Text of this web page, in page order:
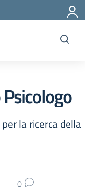
la ricerca della
0